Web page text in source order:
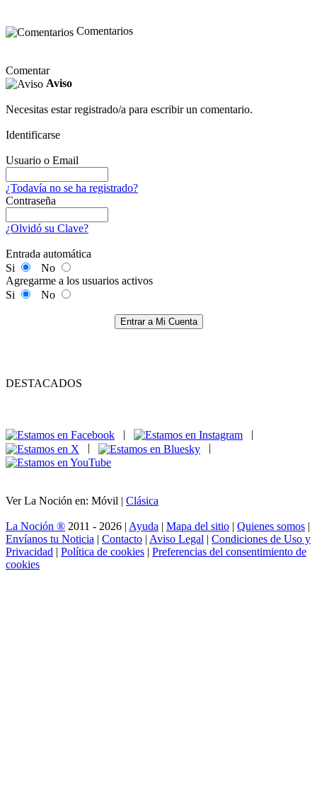
Comentarios
Comentar
Aviso
Necesitas estar registrado/a para escribir un comentario.
Identificarse
Usuario o Email
¿Todavía no se ha registrado?
Contraseña
¿Olvidó su Clave?
Entrada automática
Si
No
Agregarme a los usuarios activos
Si
No
Entrar a Mi Cuenta
DESTACADOS
|
|
|
|
Ver La Noción en: Móvil | Clásica
La Noción ® 2011 - 2026 | Ayuda | Mapa del sitio | Quienes somos |
Envíanos tu Noticia | Contacto | Aviso Legal | Condiciones de Uso y
Privacidad | Política de cookies | Preferencias del consentimiento de
cookies